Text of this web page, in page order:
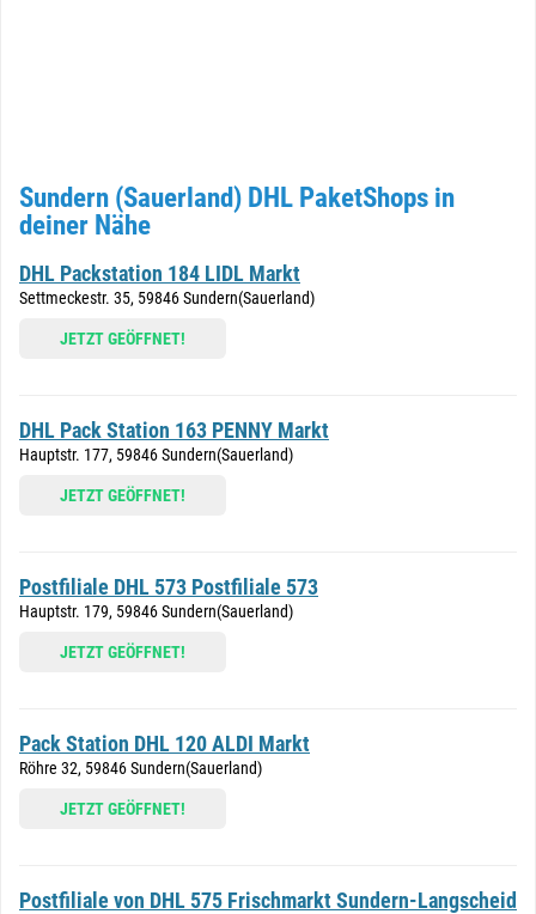
Sundern (Sauerland) DHL PaketShops in
deiner Nähe
DHL Packstation 184 LIDL Markt
Settmeckestr. 35, 59846 Sundern(Sauerland)
JETZT GEÖFFNET!
DHL Pack Station 163 PENNY Markt
Hauptstr. 177, 59846 Sundern(Sauerland)
JETZT GEÖFFNET!
Postfiliale DHL 573 Postfiliale 573
Hauptstr. 179, 59846 Sundern(Sauerland)
JETZT GEÖFFNET!
Pack Station DHL 120 ALDI Markt
Röhre 32, 59846 Sundern(Sauerland)
JETZT GEÖFFNET!
Postfiliale von DHL 575 Frischmarkt Sundern-Langscheid